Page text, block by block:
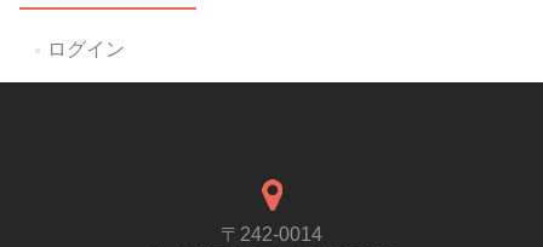
ログイン
〒242-0014